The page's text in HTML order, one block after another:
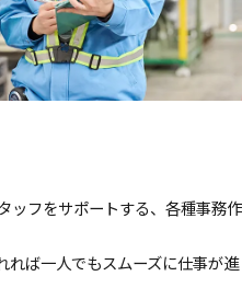
ッフをサポートする、各種事務作
れば一人でもスムーズに仕事が進